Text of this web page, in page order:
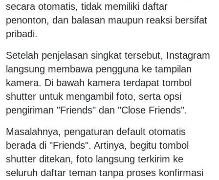
secara otomatis, tidak memiliki daftar
penonton, dan balasan maupun reaksi bersifat
pribadi.
Setelah penjelasan singkat tersebut, Instagram
langsung membawa pengguna ke tampilan
kamera. Di bawah kamera terdapat tombol
shutter untuk mengambil foto, serta opsi
pengiriman "Friends" dan "Close Friends".
Masalahnya, pengaturan default otomatis
berada di "Friends". Artinya, begitu tombol
shutter ditekan, foto langsung terkirim ke
seluruh daftar teman tanpa proses konfirmasi